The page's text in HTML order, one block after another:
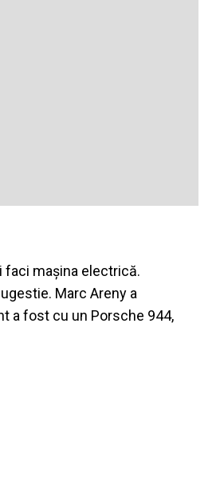
faci mașina electrică.
Marc Areny a
a fost cu un Porsche 944,